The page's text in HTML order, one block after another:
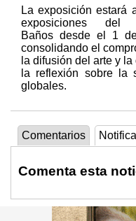
La exposición estará
exposiciones del
Baños desde el 1
consolidando el
la difusión del arte y
la reflexión sobre la
globales.
Comentarios
Comenta esta